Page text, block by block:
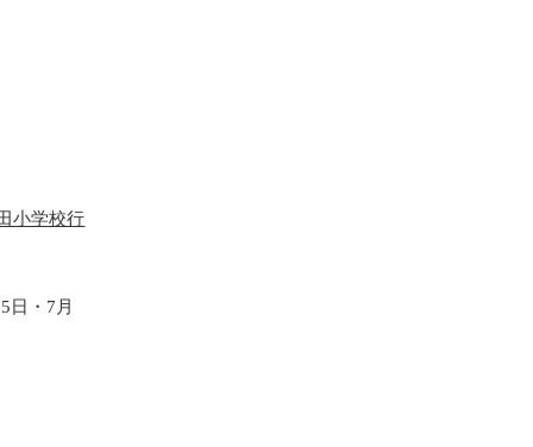
小学校行
日・7月